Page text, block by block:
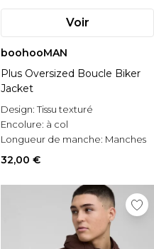
Voir
boohooMAN
Plus Oversized Boucle Biker
Jacket
Design:Tissu texturé
Encolure: à col
Longueur de manche: Manches
longues
32,00 €